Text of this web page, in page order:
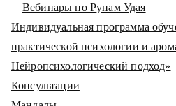
Вебинары по Рунам Удая
Индивидуальная программа
практической психологии и
Нейропсихологический подход»
Консультации